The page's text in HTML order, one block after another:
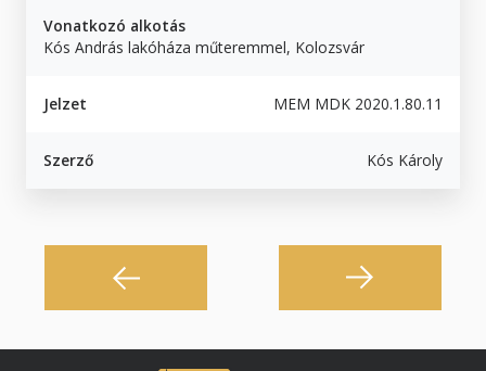
Vonatkozó alkotás
Kós András lakóháza műteremmel, Kolozsvár
Jelzet MEM MDK 2020.1.80.11
Szerző Kós Károly